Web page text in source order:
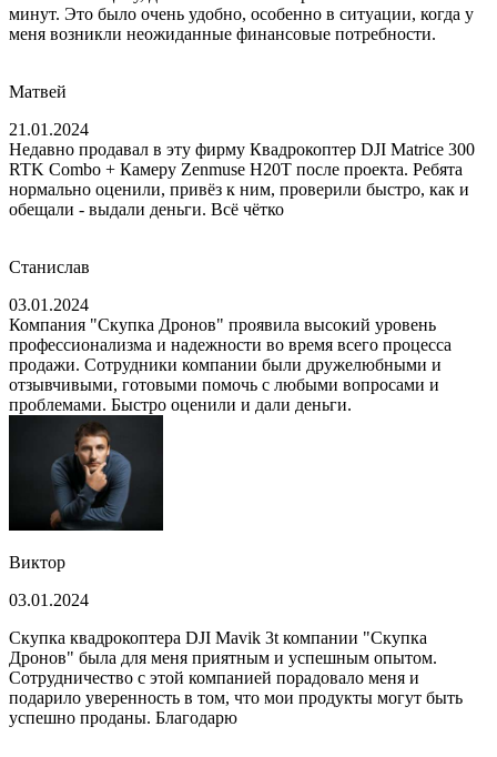
минут. Это было очень удобно, особенно в ситуации, когда у
меня возникли неожиданные финансовые потребности.
Матвей
21.01.2024
Недавно продавал в эту фирму Квадрокоптер DJI Matrice 300
RTK Combo + Камеру Zenmuse H20T после проекта. Ребята
нормально оценили, привёз к ним, проверили быстро, как и
обещали - выдали деньги. Всё чётко
Станислав
03.01.2024
Компания "Скупка Дронов" проявила высокий уровень
профессионализма и надежности во время всего процесса
продажи. Сотрудники компании были дружелюбными и
отзывчивыми, готовыми помочь с любыми вопросами и
проблемами. Быстро оценили и дали деньги.
Виктор
03.01.2024
Скупка квадрокоптера DJI Mavik 3t компании "Скупка
Дронов" была для меня приятным и успешным опытом.
Сотрудничество с этой компанией порадовало меня и
подарило уверенность в том, что мои продукты могут быть
успешно проданы. Благодарю